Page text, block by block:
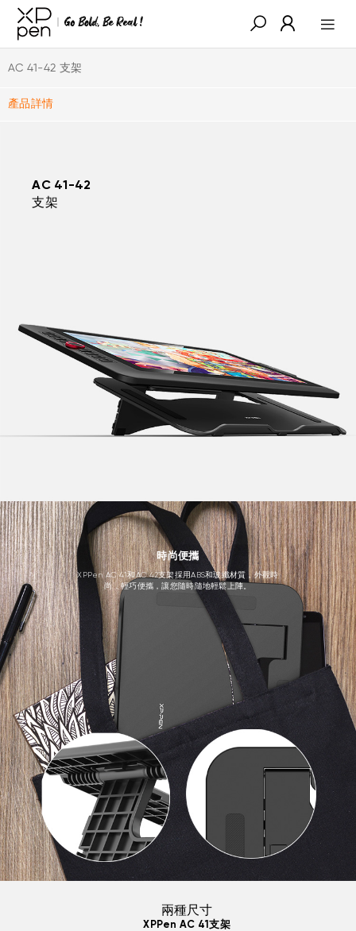
AC 41-42 支架
產品詳情
AC 41-42
支架
時尚便攜
XPPen AC 41和AC 42支架採用ABS和玻纖材質，外觀時
尚，輕巧便攜，讓您隨時隨地輕鬆上陣。
兩種尺寸
XPPen AC 41支架